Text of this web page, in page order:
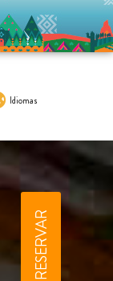
Idiomas
RESERVAR